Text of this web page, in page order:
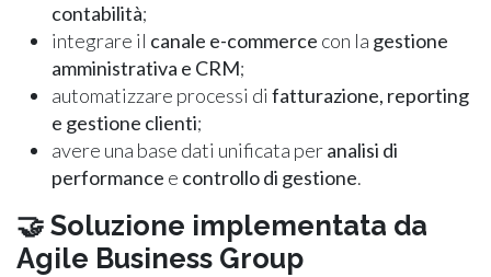
contabilità;
integrare il canale e-commerce con la gestione
amministrativa e CRM;
automatizzare processi di fatturazione, reporting
e gestione clienti;
avere una base dati unificata peranalisi di
performance e controllo di gestione.
🤝 Soluzione implementata da
Agile Business Group